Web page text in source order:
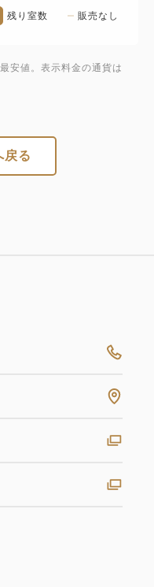
残り室数 販売なし
安値。表示料金の通貨は
戻る